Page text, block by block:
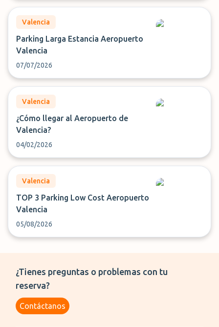
Valencia
Parking Larga Estancia Aeropuerto
Valencia
07/07/2026
Valencia
¿Cómo llegar al Aeropuerto de
Valencia?
04/02/2026
Valencia
TOP 3 Parking Low Cost Aeropuerto
Valencia
05/08/2026
¿Tienes preguntas o problemas con tu
reserva?
Contáctanos